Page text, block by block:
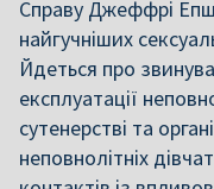
Справу Джеффрі
найгучніших
Йдеться про
експлуатації
сутенерстві та
неповнолітніх